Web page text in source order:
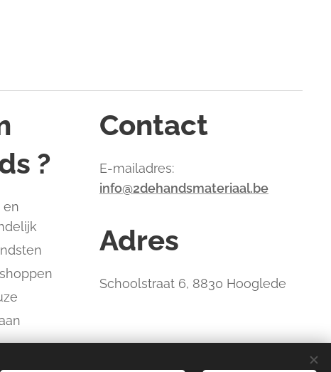
?
en
Contact
E-mailadres:
info@2dehandsmateriaal.be
Adres
Schoolstraat 6, 8830 Hooglede